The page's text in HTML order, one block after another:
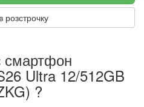
розстрочку
смартфон
Ultra 12/512GB
?